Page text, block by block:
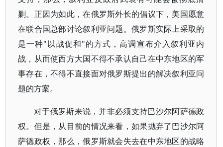
剿。正因为如此，在俄罗斯外长的倡议下，美国愿意
在联合国总部讨论叙利亚问题。俄罗斯实际上采取的
是一种"以战促和"的方式，高调宣布介入叙利亚内
战，从而使西方大国不得不承认自己在中东地区的军
事存在，不得不直接面对俄罗斯提出的解决叙利亚问
题的方案。
对于俄罗斯来说，并非必须支持巴沙尔阿萨德政
权。但是，从目前的情况来看，如果抛弃了巴沙尔阿
萨德政权，那么，俄罗斯就会失去在中东地区的战略